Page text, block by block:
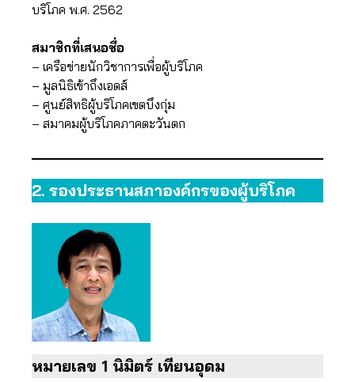
บริโภค พ.ศ. 2562
สมาชิกที่เสนอชื่อ
– เครือข่ายนักวิชาการเพื่อผู้บริโภค
– มูลนิธิเข้าถึงเอดส์
– ศูนย์สิทธิผู้บริโภคเขตบึงกุ่ม
– สมาคมผู้บริโภคภาคตะวันตก
2. รองประธานสภาองค์กรของผู้บริโภค
หมายเลข 1 นิมิตร์ เทียนอุดม